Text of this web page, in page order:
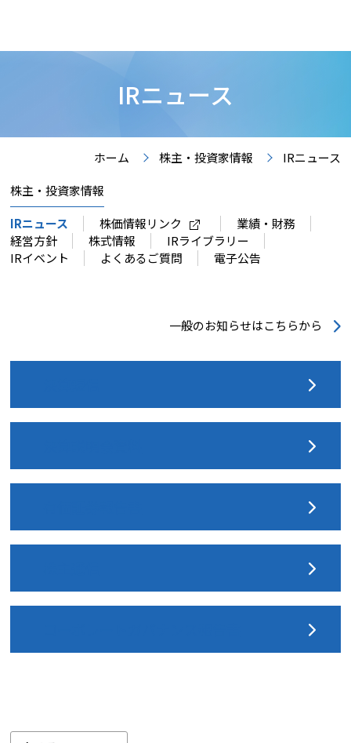
IRニュース
ホーム 株主・投資家情報
IRニュース
株主・投資家情報
IRニュース
株価情報リンク
業績・財務
経営方針
株式情報
IRライブラリー
IRイベント
よくあるご質問 電子公告
一般のお知らせはこちらから